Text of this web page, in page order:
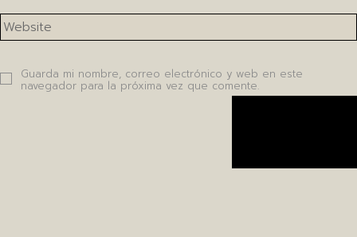
Guarda mi nombre, correo electrónico y web en este
navegador para la próxima vez que comente.